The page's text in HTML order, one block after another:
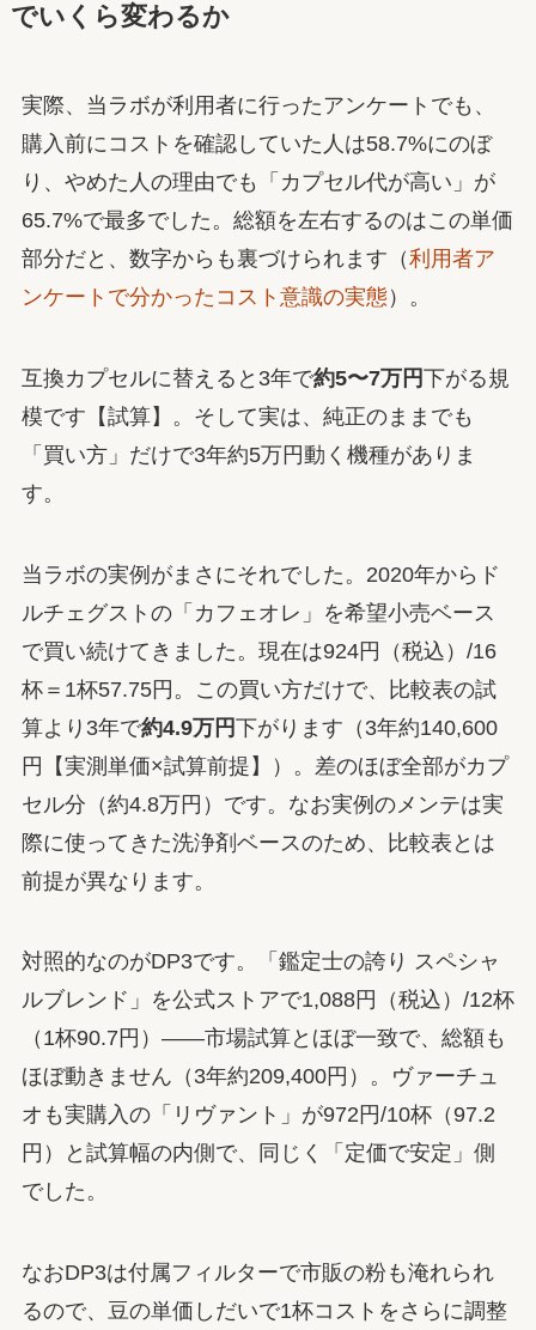
でいくら変わるか
実際、当ラボが利用者に行ったアンケートでも、
購入前にコストを確認していた人は58.7%にのぼ
り、やめた人の理由でも「カプセル代が高い」が
65.7%で最多でした。総額を左右するのはこの単価
部分だと、数字からも裏づけられます（利用者ア
ンケートで分かったコスト意識の実態）。
互換カプセルに替えると3年で約5〜7万円下がる規
模です【試算】。そして実は、純正のままでも
「買い方」だけで3年約5万円動く機種がありま
す。
当ラボの実例がまさにそれでした。2020年からド
ルチェグストの「カフェオレ」を希望小売ベース
で買い続けてきました。現在は924円（税込）/16
杯＝1杯57.75円。この買い方だけで、比較表の試
算より3年で約4.9万円下がります（3年約140,600
円【実測単価×試算前提】）。差のほぼ全部がカプ
セル分（約4.8万円）です。なお実例のメンテは実
際に使ってきた洗浄剤ベースのため、比較表とは
前提が異なります。
対照的なのがDP3です。「鑑定士の誇り スペシャ
ルブレンド」を公式ストアで1,088円（税込）/12杯
（1杯90.7円）——市場試算とほぼ一致で、総額も
ほぼ動きません（3年約209,400円）。ヴァーチュ
オも実購入の「リヴァント」が972円/10杯（97.2
円）と試算幅の内側で、同じく「定価で安定」側
でした。
なおDP3は付属フィルターで市販の粉も淹れられ
るので、豆の単価しだいで1杯コストをさらに調整